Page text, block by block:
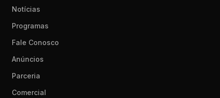
Notícias
Programas
Fale Conosco
Anúncios
Parceria
Comercial